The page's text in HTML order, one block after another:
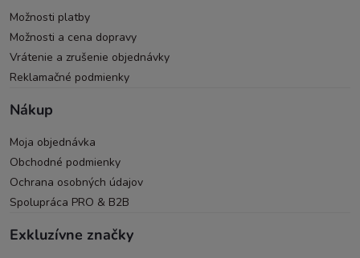
Možnosti platby
Možnosti a cena dopravy
Vrátenie a zrušenie objednávky
Reklamačné podmienky
Nákup
Moja objednávka
Obchodné podmienky
Ochrana osobných údajov
Spolupráca PRO & B2B
Exkluzívne značky